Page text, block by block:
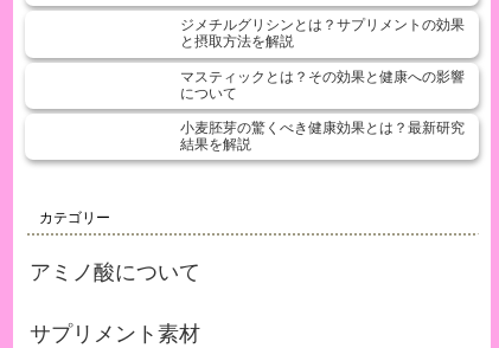
ジメチルグリシンとは？サプリメントの効果
と摂取方法を解説
マスティックとは？その効果と健康への影響
について
小麦胚芽の驚くべき健康効果とは？最新研究
結果を解説
カテゴリー
アミノ酸について
サプリメント素材